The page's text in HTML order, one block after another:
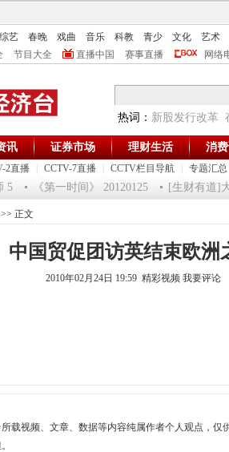
综艺 春晚 戏曲 音乐 科教 青少 文化
艺术
节目大全 直播中国 赛事直播 网络
热词： 新股发行改革
2直播 CCTV-7直播 CCTV栏目导航 专题汇总
讯 证券市场 理财生活 消
《第一时间》 20120125 [生财有道]大
>> 正文
中国贸促团访英结束欧洲
2010年02月24日 19:59 精彩视频 我要评论
载视频、文章、数据等内容纯属作者个人观点，仅